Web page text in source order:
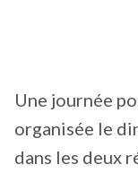
Une journée
organisée le
dans les deux